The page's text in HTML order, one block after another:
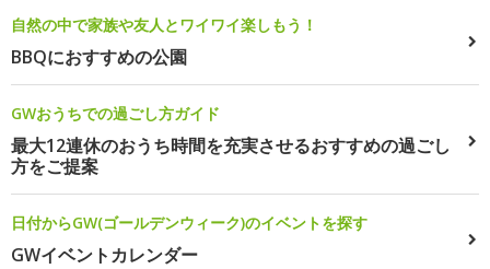
自然の中で家族や友人とワイワイ楽しもう！
BBQにおすすめの公園
GWおうちでの過ごし方ガイド
最大12連休のおうち時間を充実させるおすすめの過ごし
方をご提案
日付からGW(ゴールデンウィーク)のイベントを探す
GWイベントカレンダー